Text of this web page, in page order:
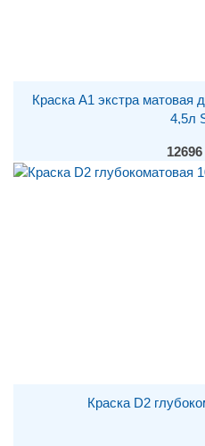
Краска A1 экстра матовая
4,5л
Краска D2